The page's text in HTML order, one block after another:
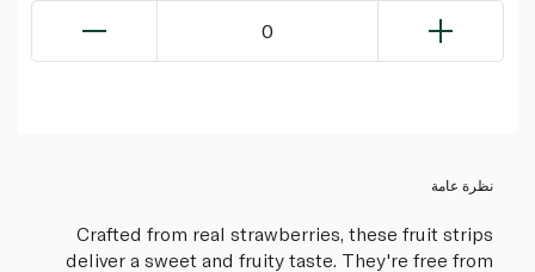
0
نظرة عامة
Crafted from real strawberries, these fruit strips
deliver a sweet and fruity taste. They're free from